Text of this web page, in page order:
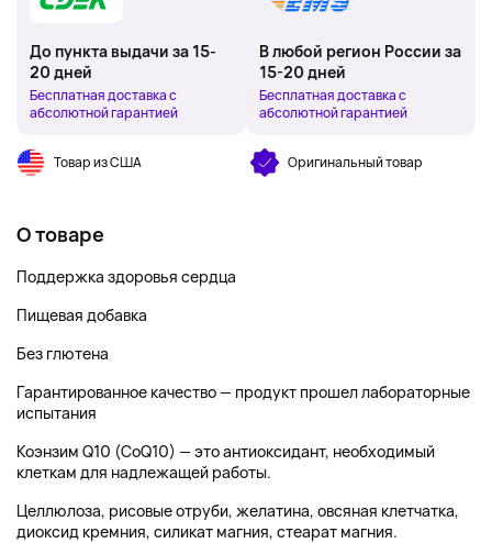
До пункта выдачи за 15-
20 дней
Бесплатная доставка с
абсолютной гарантией
В любой регион России за
15-20 дней
Бесплатная доставка с
абсолютной гарантией
Товар из США Оригинальный товар
О товаре
Поддержка здоровья сердца
Пищевая добавка
Без глютена
Гарантированное качество — продукт прошел лабораторные
испытания
Коэнзим Q10 (CoQ10) — это антиоксидант, необходимый
клеткам для надлежащей работы.
Целлюлоза, рисовые отруби, желатина, овсяная клетчатка,
диоксид кремния, силикат магния, стеарат магния.